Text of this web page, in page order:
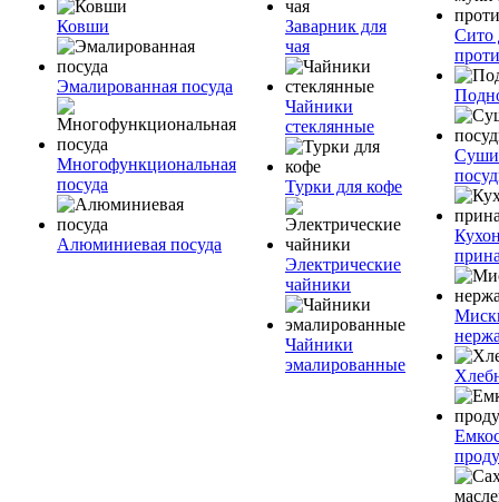
Ковши
Эмалированная посуда
Многофункциональная
посуда
Алюминиевая посуда
Заварник для
чая
Чайники
стеклянные
Турки для кофе
Электрические
чайники
Чайники
эмалированные
Сито